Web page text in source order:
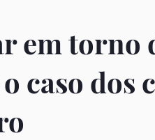
em torno
caso dos